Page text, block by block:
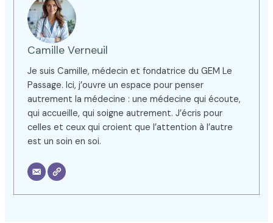
Camille Verneuil
Je suis Camille, médecin et fondatrice du GEM Le
Passage. Ici, j’ouvre un espace pour penser
autrement la médecine : une médecine qui écoute,
qui accueille, qui soigne autrement. J’écris pour
celles et ceux qui croient que l’attention à l’autre
est un soin en soi.